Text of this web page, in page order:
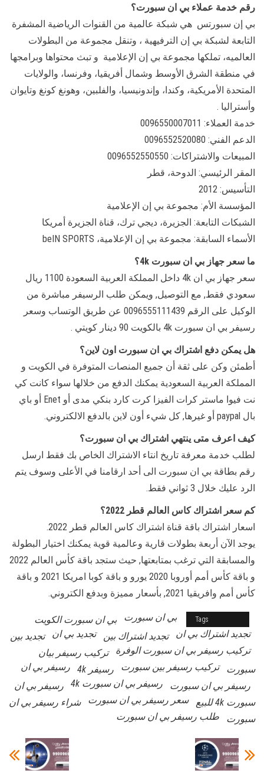
رقم خدمة عملاء بي ان سبورت؟
بي إن سبورتس ‏ هي شبكة عالمية من القنوات الرياضية المشفرة
التابعة لشبكة بي إن الترفيهية ‏، وتنقل مجموعة من البطولات
العالميه، تملكها مجموعة بي إن الإعلامية ‏ و تبث محتواها وبرامجها
في منطقة الشرق الأوسط وشمال أفريقيا، وفرنسا، والولايات
المتحدة الأمريكية، وكندا، وإندونيسيا، والفلبين، وهونغ كونغ وتايوان
وأستراليا .
خدمة العملاء: 0096550007011
الدعم الفني: 0096552520080
المبيعات والاشتراكات: 0096552550550
المقر الرئيسي: الدوحة، قطر
التأسيس: 2012
المؤسسة الأم: مجموعة بي إن الإعلامية
الشبكات التابعة: الجزيرة، ديجي ترك، قناة الجزيرة أمريكا
الأسماء السابقة: مجموعة بي إن الإعلامية، beIN SPORTS
ما سعر جهاز بي ان سبورت 4k؟
سعر جهاز بي ان 4k داخل المملكة العربية السعودة 1100 ريال
سعودي فقط, مع التوصيل, ويمكن طلب الرسيفر مباشرة من
الوكيل على الرقم 0096555111439 عن طريق الوتساب وسعر
رسيفر بي ان سبورت 4k بالكويت 90 دينار كويتي .
هل يمكن دفع اشتراك بي ان سبورت اون لاين؟
أطمئن وكن على ثقة أن جميع المنصات المتوفرة في الكويت و
المملكة العربية السعودية يمكنك الدفع من خلالها سواء كانت كي
نت فيوا ماستر كرات الفيزا كرت كارد بنكي مدى أو Enet أو باي
بال paypal أو غيرها, كل شيء أون لاين بالدفع الالكتروني.
كيف اعرف متى ينتهي اشتراك بي ان سبورت؟
لطلب خدمة معرفة تاريخ انتاء الاشتراك الخاص بك فقط ارسل
رقم بطاقة بي ان سبورت الى أحد ارقامنا في الأعلى وسوف يتم
الرد عليك خلال 3 ثواني فقط.
كم سعر اشتراك كاس العالم قطر 2022؟
اسعار اشتراك باقة قناة اشتراك كاس العالم قطر 2022.
يوجد الآن أربعة بطولات قارية وعالمية قوية يمكنك اختيار البطولة
والمسابقة التي ترغب بمتابعتها, حيث ستجد باقة كأس العالم 2022
و باقة كأس أمم أوروبا 2020 يورو و باقة كوبا امريكا 2021 و باقة
كأس أمم وافريقيا 2021, بأسعار مميزة وبدفع الكتروني.
Tags بي ان سبورت
بي ان سبورت الكويت
تجديد اشتراك بي ان
تجديد اشتراك بين تجديد بي ان
تجديد بين
تركيب رسيفر بي ان سبورت الوفرة
تركيب رسيفر بيان
سبورت
تركيب رسيفر بين سبورت رسيفر 4k
رسيفر بي ان
رسيفر بي ان سبورت
رسيفر بي ان سبورت 4k
رسيفر بي ان
سبورت 4k للبيع
سعر رسيفر بي ان سبورت
شراء رسيفر بي ان
سبورت
طلب رسيفر بي ان سبورت